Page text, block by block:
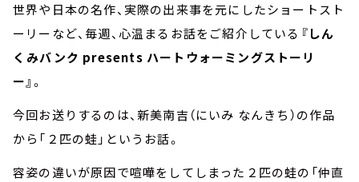
世界や日本の名作、実際の出来事を元にしたショートスト
ーリーなど、毎週、心温まるお話をご紹介している 『しん
くみバンク presents ハートウォーミングストーリ
ー』。
今回お送りするのは、新美南吉（にいみ なんきち）の作品
から「２匹の蛙」というお話。
容姿の違いが原因で喧嘩をしてしまった２匹の蛙の「仲直